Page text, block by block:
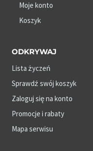
Moje konto
Koszyk
ODKRYWAJ
Lista życzeń
Sprawdź swój koszyk
Zaloguj się na konto
Promocje i rabaty
Mapa serwisu